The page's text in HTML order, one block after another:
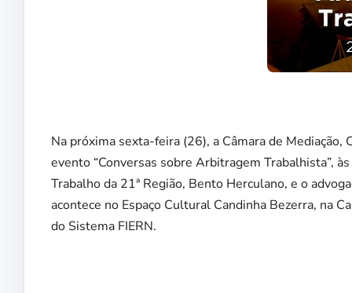
Na próxima sexta-feira (26), a Câmara de
evento “Conversas sobre Arbitragem Trabalhista”,
Trabalho da 21ª Região, Bento Herculano, e o
acontece no Espaço Cultural Candinha Bezerra, na
do Sistema FIERN.